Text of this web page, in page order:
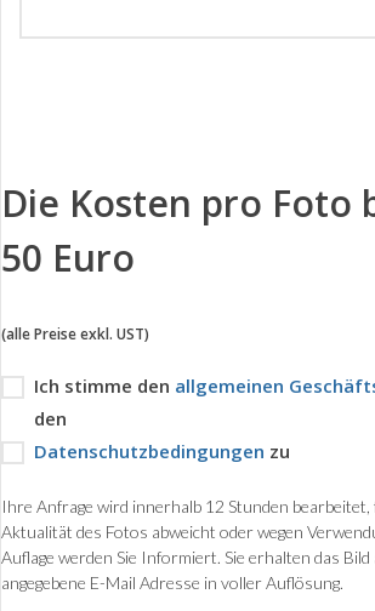
Die Kosten pro Foto
50 Euro
(alle Preise exkl. UST)
Ich stimme den allgemeinen
den
Datenschutzbedingungen zu
Ihre Anfrage wird innerhalb 12 Stunden
Aktualität des Fotos abweicht oder wegen
Auflage werden Sie Informiert. Sie erhalten das Bild
angegebene E-Mail Adresse in voller Auflösung.